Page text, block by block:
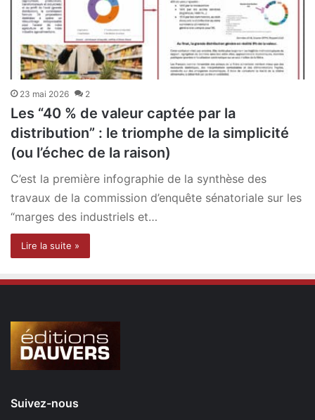
23 mai 2026 2
Les “40 % de valeur captée par la
distribution” : le triomphe de la simplicité
(ou l’échec de la raison)
C’est la première infographie de la synthèse des
travaux de la commission d’enquête sénatoriale sur les
“marges des industriels et…
Lire la suite »
Suivez-nous